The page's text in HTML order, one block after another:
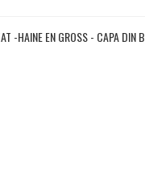
-HAINE EN GROSS - CAPA DIN